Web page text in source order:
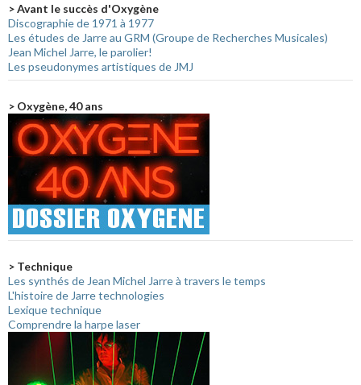
> Avant le succès d'Oxygène
Discographie de 1971 à 1977
Les études de Jarre au GRM (Groupe de Recherches Musicales)
Jean Michel Jarre, le parolier!
Les pseudonymes artistiques de JMJ
> Oxygène, 40 ans
> Technique
Les synthés de Jean Michel Jarre à travers le temps
L'histoire de Jarre technologies
Lexique technique
Comprendre la harpe laser